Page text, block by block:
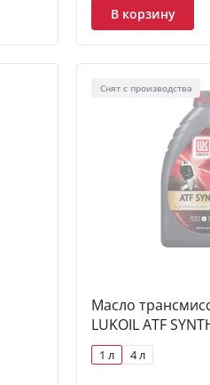
В корзину
Снят с производства
Масло
LUKOIL ATF
1 л 4 л